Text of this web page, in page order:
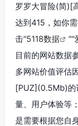
罗罗大冒险(简)[
达到415，如你
击"5118数据 ""
目前的网站数据
多网站价值评估
[PUZ](0.5Mb)的
量、用户体验等
是需要根据您自